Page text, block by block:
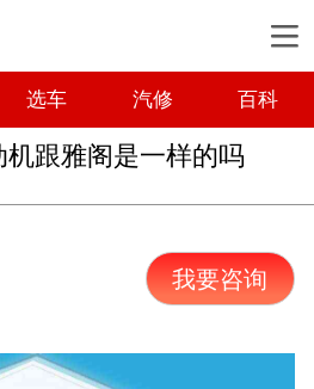
选车 汽修 百科
跟雅阁是一样的吗
我要咨询